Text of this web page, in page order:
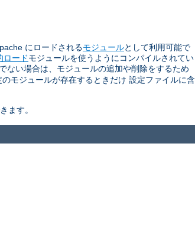
にロードされるモジュールとして利用可能で
ロードモジュールを使うようにコンパイルされてい
ない場合は、モジュールの追加や削除をするため
モジュールが存在するときだけ 設定ファイルに含
ます。